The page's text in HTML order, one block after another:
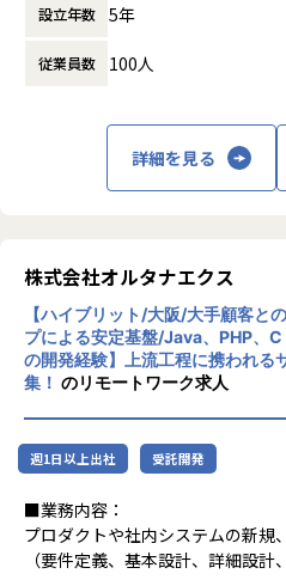
バックエンドにも拾える範囲で踏
す。PdMやデザイナーとの仕様策
しています。
具体的には・・・
・フロントエンドのアーキテクチ
・コードレビューや設計レビュー
・パフォーマンス改善、テスト
ywright等）
・PdM・デザイナーと連携した
バック
・API設計やバックエンドの実装
じない領域への挑戦
■ポジションの魅力
・ビジネスロジックが複雑なマッ
デリバリーまでを一気通貫で経験
・エンジニアが要件定義・仕様策
働き方：
休憩時間： 60分
設立年数 5年
従業員数 100人
詳細を見る
株式会社オルタナエクス
【ハイブリット/大阪/大手顧客と
プによる安定基盤/Java、PHP、
の開発経験】上流工程に携われる
集！ のリモートワーク求人
週1日以上出社 受託開発
■業務内容：
プロダクトや社内システムの新規
（要件定義、基本設計、詳細設